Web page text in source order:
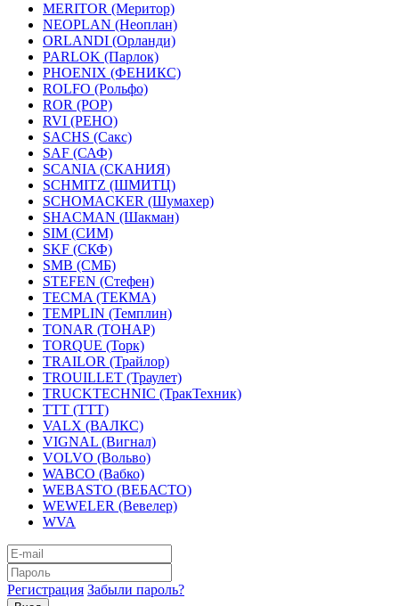
MERITOR (Меритор)
NEOPLAN (Неоплан)
ORLANDI (Орланди)
PARLOK (Парлок)
PHOENIX (ФЕНИКС)
ROLFO (Рольфо)
ROR (РОР)
RVI (РЕНО)
SACHS (Сакс)
SAF (САФ)
SCANIA (СКАНИЯ)
SCHMITZ (ШМИТЦ)
SCHOMACKER (Шумахер)
SHACMAN (Шакман)
SIM (СИМ)
SKF (СКФ)
SMB (СМБ)
STEFEN (Стефен)
TECMA (ТЕКМА)
TEMPLIN (Темплин)
TONAR (ТОНАР)
TORQUE (Торк)
TRAILOR (Трайлор)
TROUILLET (Траулет)
TRUCKTECHNIC (ТракТехник)
TTT (ТТТ)
VALX (ВАЛКС)
VIGNAL (Вигнал)
VOLVO (Вольво)
WABCO (Вабко)
WEBASTO (ВЕБАСТО)
WEWELER (Вевелер)
WVA
Регистрация Забыли пароль?